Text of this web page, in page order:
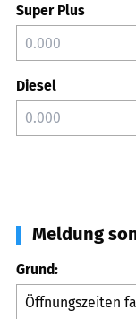
Super Plus
Diesel
Meldung
Grund: